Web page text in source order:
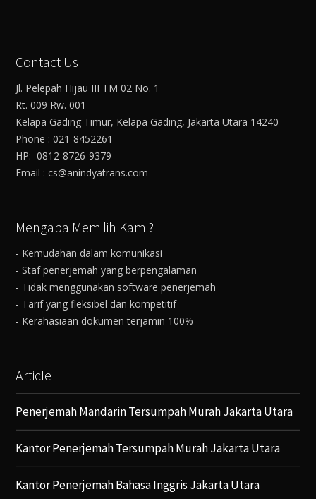
Contact Us
Jl. Pelepah Hijau III TM 02 No. 1
Rt. 009 Rw. 001
Kelapa Gading Timur, Kelapa Gading, Jakarta Utara 14240
Phone : 021-8452261
HP: 0812-8726-9379
Email : cs@anindyatrans.com
Mengapa Memilih Kami?
- Kemudahan dalam komunikasi
- Staf penerjemah yang berpengalaman
- Tidak menggunakan software penerjemah
- Tarif yang fleksibel dan kompetitif
- Kerahasiaan dokumen terjamin 100%
Article
Penerjemah Mandarin Tersumpah Murah Jakarta Utara
Kantor Penerjemah Tersumpah Murah Jakarta Utara
Kantor Penerjemah Bahasa Inggris Jakarta Utara